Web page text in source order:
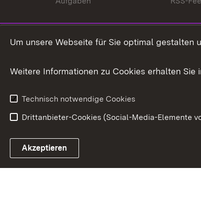
Link zum Landesportal
Um unsere Webseite für Sie optimal gestalten
Weitere Informationen zu Cookies erhalten Sie
Technisch notwendige Cookies
Drittanbieter-Cookies (Social-Media-Elemente
Akzeptieren